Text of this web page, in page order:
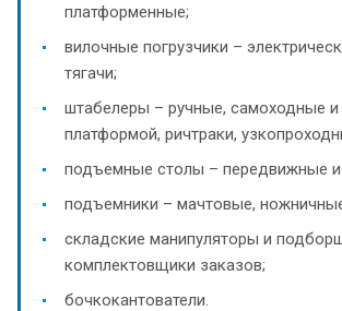
платформенные;
вилочные погрузчики –
тягачи;
штабелеры – ручные, самоходные и
платформой, ричтраки,
подъемные столы – передвижные и
подъемники – мачтовые,
складские манипуляторы и
комплектовщики заказов;
бочкокантователи.